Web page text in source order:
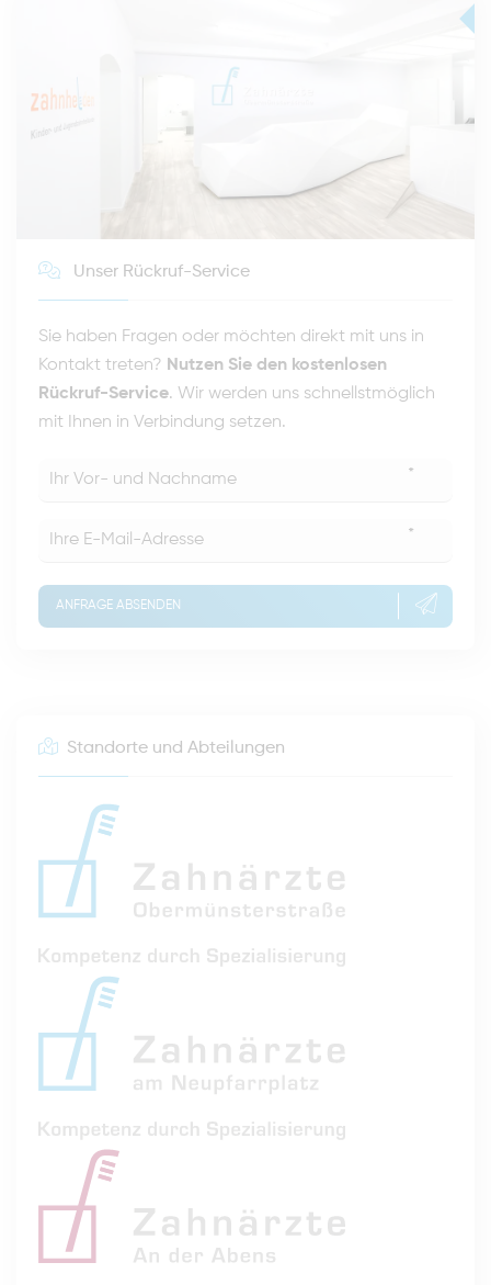
Unser Rückruf-Service
Sie haben Fragen oder möchten direkt mit uns in
Kontakt treten? Nutzen Sie den kostenlosen
Rückruf-Service. Wir werden uns schnellstmöglich
mit Ihnen in Verbindung setzen.
*
*
ANFRAGE ABSENDEN
Standorte und Abteilungen